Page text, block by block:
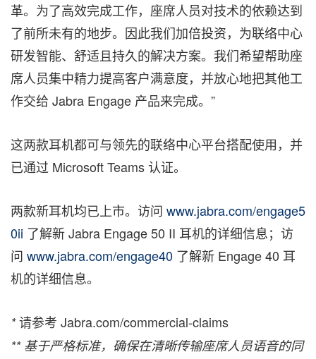
革。为了高效完成工作，座席人员对技术的依赖达到
了前所未有的地步。因此我们加倍投资，为联络中心
研发智能、舒适且持久的解决方案。我们希望帮助座
席人员集中精力提高客户满意度，并放心地把其他工
作交给 Jabra Engage 产品来完成。”
这两款耳机都可与领先的联络中心平台搭配使用，并
已通过 Microsoft Teams 认证。
两款新耳机均已上市。访问 www.jabra.com/engage5
0ii 了解新 Jabra Engage 50 II 耳机的详细信息；访
问 www.jabra.com/engage40 了解新 Engage 40 耳
机的详细信息。
*请参考 Jabra.com/commercial-claims
** 基于严格标准，确保在清晰传输座席人员语音的同